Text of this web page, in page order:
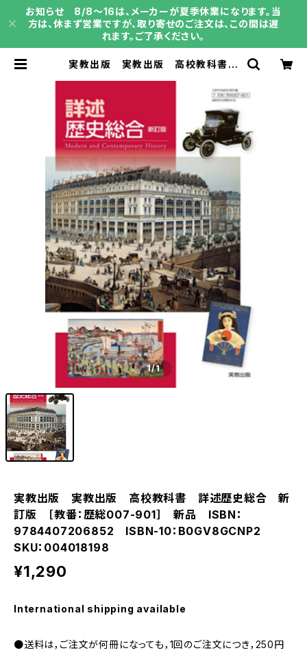
お知らせ 8/8～16は、メーカーが夏季休業になります。当
方は、休まず営業ですが、取り寄せのご注文は、この間は遅
れます。ご了承ください。
実教出版 実教出版 高校教科書
007-901］ 新品 ISBN：97844
07206852 ISBN-10：B0GV8G
CNP2 SKU：004018198 | 育之
書店（いくのしょてん）
1/1
実教出版 実教出版 高校教科書 詳述歴史総合 新
訂版 ［教番：歴総007-901］ 新品 ISBN：
9784407206852 ISBN-10：B0GV8GCNP2
SKU：004018198
¥1,290
International shipping available
●送料は，ご注文が何冊になっても，1回のご注文につき，250円